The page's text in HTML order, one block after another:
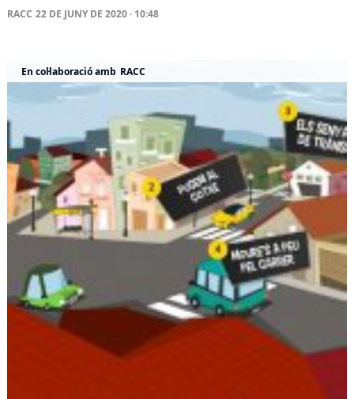
RACC 22 DE JUNY DE 2020 · 10:48
En col·laboració amb RACC